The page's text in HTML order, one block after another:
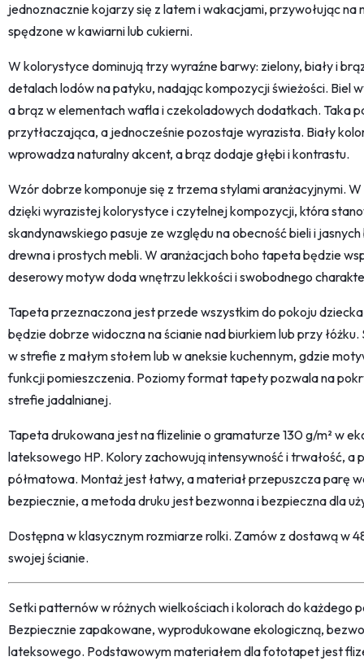
jednoznacznie kojarzy się z latem i wakacjami, przywołując
spędzone w kawiarni lub cukierni.
W kolorystyce dominują trzy wyraźne barwy: zielony, biały i
detalach lodów na patyku, nadając kompozycji świeżości. Biel
a brąz w elementach wafla i czekoladowych dodatkach. Taka
przytłaczająca, a jednocześnie pozostaje wyrazista. Biały
wprowadza naturalny akcent, a brąz dodaje głębi i kontrastu.
Wzór dobrze komponuje się z trzema stylami aranżacyjnymi.
dzięki wyrazistej kolorystyce i czytelnej kompozycji, która
skandynawskiego pasuje ze względu na obecność bieli i
drewna i prostych mebli. W aranżacjach boho tapeta będzie
deserowy motyw doda wnętrzu lekkości i swobodnego
Tapeta przeznaczona jest przede wszystkim do pokoju
będzie dobrze widoczna na ścianie nad biurkiem lub przy
w strefie z małym stołem lub w aneksie kuchennym, gdzie
funkcji pomieszczenia. Poziomy format tapety pozwala na
strefie jadalnianej.
Tapeta drukowana jest na flizelinie o gramaturze 130 g/m² w
lateksowego HP. Kolory zachowują intensywność i trwałość, a
półmatowa. Montaż jest łatwy, a materiał przepuszcza parę
bezpiecznie, a metoda druku jest bezwonna i bezpieczna dla
Dostępna w klasycznym rozmiarze rolki. Zamów z dostawą w
swojej ścianie.
Setki patternów w różnych wielkościach i kolorach do każdego
Bezpiecznie zapakowane, wyprodukowane ekologiczną,
lateksowego. Podstawowym materiałem dla fototapet jest